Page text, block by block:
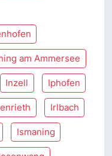
am Ammersee
Inzell Iphofen
Irlbach
Ismaning